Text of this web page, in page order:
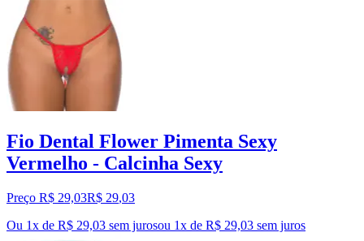
Fio Dental Flower Pimenta Sexy
Vermelho - Calcinha Sexy
Preço R$ 29,03R$ 29,03
Ou 1x de R$ 29,03 sem jurosou 1x de R$ 29,03 sem juros